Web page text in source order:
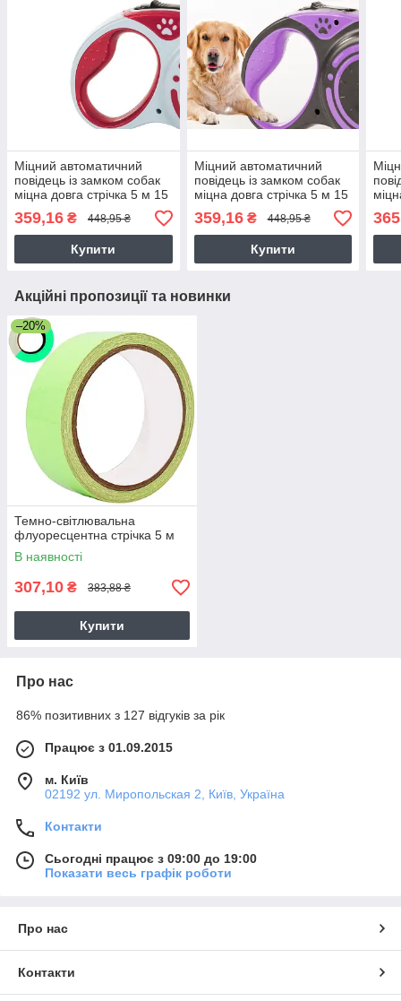
Міцний автоматичний
повідець із замком собак
міцна довга стрічка 5 м 15
кг
359,16 ₴ 448,95 ₴
Купити
Міцний автоматичний
повідець із замком собак
міцна довга стрічка 5 м 15
кг
359,16₴ 448,95 ₴
Купити
кг
Акційні пропозиції та новинки
–20%
Темно-світлювальна
флуоресцентна стрічка 5 м
В наявності
307,10 ₴ 383,88 ₴
Купити
Про нас
86% позитивних з 127 відгуків за рік
Працює з 01.09.2015
м. Київ
02192 ул. Миропольская 2, Київ, Україна
Контакти
Сьогодні працює з 09:00 до 19:00
Показати весь графік роботи
Про нас
Контакти